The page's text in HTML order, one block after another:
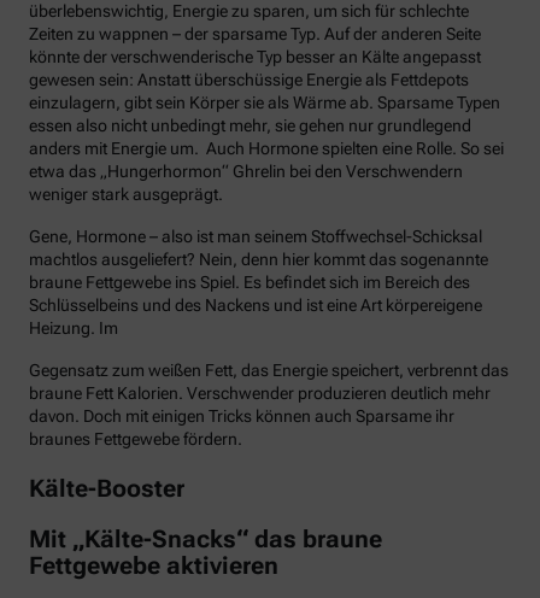
überlebenswichtig, Energie zu sparen, um sich für schlechte
Zeiten zu wappnen – der sparsame Typ. Auf der anderen Seite
könnte der verschwenderische Typ besser an Kälte angepasst
gewesen sein: Anstatt überschüssige Energie als Fettdepots
einzulagern, gibt sein Körper sie als Wärme ab. Sparsame Typen
essen also nicht unbedingt mehr, sie gehen nur grundlegend
anders mit Energie um. Auch Hormone spielten eine Rolle. So sei
etwa das „Hungerhormon“ Ghrelin bei den Verschwendern
weniger stark ausgeprägt.
Gene, Hormone – also ist man seinem Stoffwechsel-Schicksal
machtlos ausgeliefert? Nein, denn hier kommt das sogenannte
braune Fettgewebe ins Spiel. Es befindet sich im Bereich des
Schlüsselbeins und des Nackens und ist eine Art körpereigene
Heizung. Im
Gegensatz zum weißen Fett, das Energie speichert, verbrennt das
braune Fett Kalorien. Verschwender produzieren deutlich mehr
davon. Doch mit einigen Tricks können auch Sparsame ihr
braunes Fettgewebe fördern.
Kälte-Booster
Mit „Kälte-Snacks“ das braune
Fettgewebe aktivieren